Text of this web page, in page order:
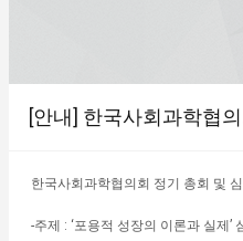
[안내] 한국사회과학협
한국사회과학협의회 정기 총회 및
-주제 : ‘포용적 성장의 이론과 실제’